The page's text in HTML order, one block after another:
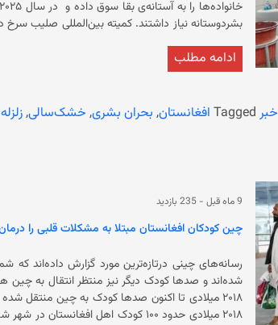
بشردوستانه نیاز داشتند. کمیته‌
می‌گیرند. در بخشی از گزارش آمده است که
سایر بخش‌ها را بیشتر
شرایط نگهداری و بهبود وضعیت آنان گفتگو کرده‌ است.
ادامه مطلب
خبر Tagged افغانستان, بحران بشری, خشک‌سالی,
9 ماه قبل - 235 بازدید
چین کودکان افغانستان مبتلا به مشکلات قلبی را
رسانه‌های چینی درتازه‌ترین مورد گزارش داده‌اند